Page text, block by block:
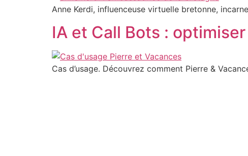
Anne Kerdi, influenceuse virtuelle bretonne,
IA et Call Bots :
Cas d’usage. Découvrez comment Pierre &